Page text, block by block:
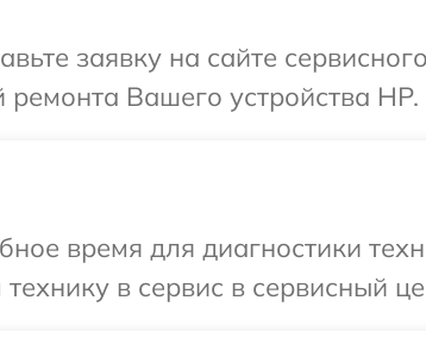
заявку на сайте
Вашего устройства HP.
время для диагностики
в сервис в сервисный